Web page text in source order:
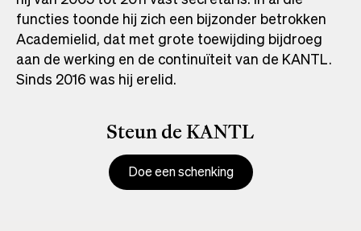
functies toonde hij zich een bijzonder betrokken
Academielid, dat met grote toewijding bijdroeg
aan de werking en de continuïteit van de KANTL.
Sinds 2016 was hij erelid.
Steun de KANTL
Doe een schenking